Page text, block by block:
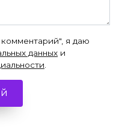
я даю
данных и